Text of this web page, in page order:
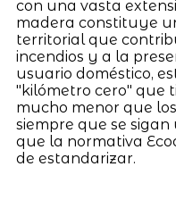
con una vasta
madera constituye
territorial que
incendios y a la
usuario doméstico,
"kilómetro cero" que
mucho menor que
siempre que se
que la normativa
de estandarizar.